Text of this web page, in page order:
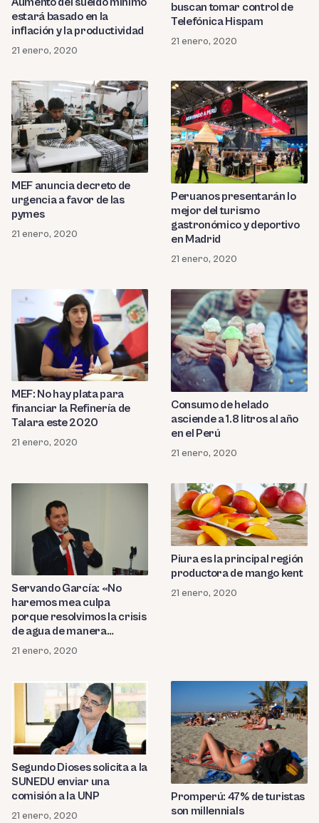
estará basado en la
inflación y la productividad
21 enero, 2020
buscan tomar control de
Telefónica Hispam
21 enero, 2020
MEF anuncia decreto de
urgencia a favor de las
pymes
21 enero, 2020
Peruanos presentarán lo
mejor del turismo
gastronómico y deportivo
en Madrid
21 enero, 2020
MEF: No hay plata para
financiar la Refinería de
Talara este 2020
21 enero, 2020
Consumo de helado
asciende a 1.8 litros al año
en el Perú
21 enero, 2020
Servando García: «No
haremos mea culpa
porque resolvimos la crisis
de agua de manera
adecuada»
21 enero, 2020
Piura es la principal región
productora de mango kent
21 enero, 2020
Segundo Dioses solicita a la
SUNEDU enviar una
comisión a la UNP
21 enero, 2020
Promperú: 47% de turistas
son millennials